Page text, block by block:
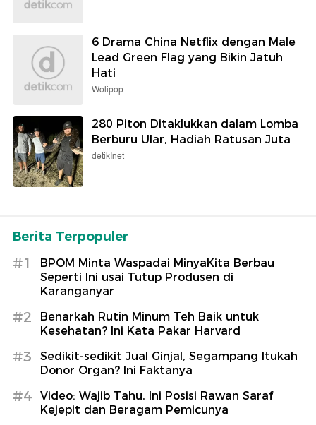
6 Drama China Netflix dengan Male
Lead Green Flag yang Bikin Jatuh
Hati
Wolipop
280 Piton Ditaklukkan dalam Lomba
Berburu Ular, Hadiah Ratusan Juta
detikInet
Berita Terpopuler
#1
BPOM Minta Waspadai MinyaKita Berbau
Seperti Ini usai Tutup Produsen di
Karanganyar
#2
Benarkah Rutin Minum Teh Baik untuk
Kesehatan? Ini Kata Pakar Harvard
#3
Sedikit-sedikit Jual Ginjal, Segampang Itukah
Donor Organ? Ini Faktanya
#4
Video: Wajib Tahu, Ini Posisi Rawan Saraf
Kejepit dan Beragam Pemicunya